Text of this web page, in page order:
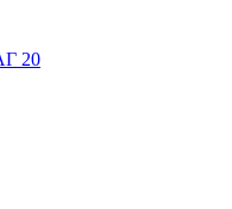
20